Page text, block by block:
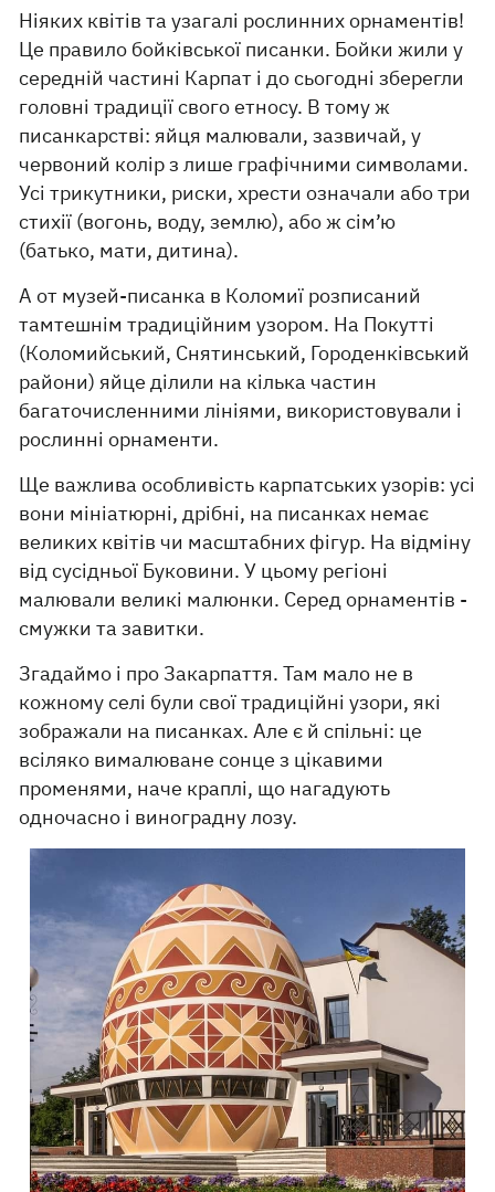
Ніяких квітів та узагалі рослинних орнаментів!
Це правило бойківської писанки. Бойки жили у
середній частині Карпат і до сьогодні зберегли
головні традиції свого етносу. В тому ж
писанкарстві: яйця малювали, зазвичай, у
червоний колір з лише графічними символами.
Усі трикутники, риски, хрести означали або три
стихії (вогонь, воду, землю), або ж сім’ю
(батько, мати, дитина).
А от музей-писанка в Коломиї розписаний
тамтешнім традиційним узором. На Покутті
(Коломийський, Снятинський, Городенківський
райони) яйце ділили на кілька частин
багаточисленними лініями, використовували і
рослинні орнаменти.
Ще важлива особливість карпатських узорів: усі
вони мініатюрні, дрібні, на писанках немає
великих квітів чи масштабних фігур. На відміну
від сусідньої Буковини. У цьому регіоні
малювали великі малюнки. Серед орнаментів -
смужки та завитки.
Згадаймо і про Закарпаття. Там мало не в
кожному селі були свої традиційні узори, які
зображали на писанках. Але є й спільні: це
всіляко вималюване сонце з цікавими
променями, наче краплі, що нагадують
одночасно і виноградну лозу.